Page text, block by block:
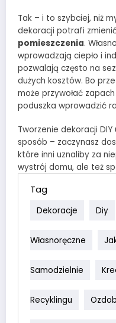
Tak – i to szybciej, niż
dekoracji potrafi
pomieszczenia.
wprowadzają ciepło i
pozwalają często na
dużych kosztów. Bo
może przywołać
poduszka wprowadzić
Tworzenie dekoracji
sposób – zaczynasz
które inni uznaliby za
wystrój domu, ale też
Tag
Dekoracje Diy
Własnoręczne
Samodzielnie
Recyklingu